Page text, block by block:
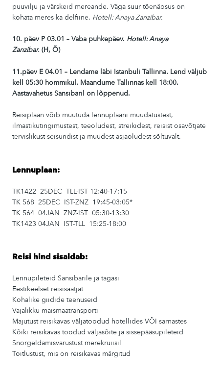
puuvilju ja värskeid mereande. Väga suur tõenäosus on
kohata meres ka delfiine. Hotell: Anaya Zanzibar.
10. päev P 03.01 – Vaba puhkepäev. Hotell: Anaya
Zanzibar. (H, Õ)
11.päev E 04.01 – Lendame läbi Istanbuli Tallinna. Lend väljub
kell 05:30 hommikul. Maandume Tallinnas kell 18:00.
Aastavahetus Sansibaril on lõppenud.
Reisiplaan võib muutuda lennuplaani muudatustest,
ilmastikutingimustest, teeoludest, streikidest, reisist osavõtjate
tervislikust seisundist ja muudest asjaoludest sõltuvalt.
Lennuplaan:
TK1422 25DEC TLL-IST 12:40-17:15
TK 568 25DEC IST-ZNZ 19:45-03:05*
TK 564 04JAN ZNZ-IST 05:30-13:30
TK1423 04JAN IST-TLL 15:25-18:00
Reisi hind sisaldab:
Lennupileteid Sansibarile ja tagasi
Eestikeelset reisisaatjat
Kohalike giidide teenuseid
Vajalikku maismaatransporti
Majutust reisikavas väljatoodud hotellides VÕI sarnastes
Kõiki reisikavas toodud väljasõite ja sissepääsupileteid
Snorgeldamisvarustust merekruiisil
Toitlustust, mis on reisikavas märgitud